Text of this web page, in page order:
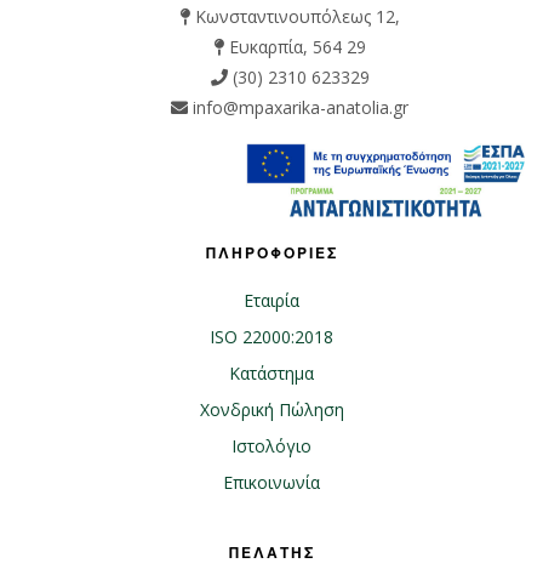
Κωνσταντινουπόλεως 12,
Ευκαρπία, 564 29
(30) 2310 623329
info@mpaxarika-anatolia.gr
ΠΛΗΡΟΦΟΡΙΕΣ
Εταιρία
ISO 22000:2018
Κατάστημα
Χονδρική Πώληση
Ιστολόγιο
Επικοινωνία
ΠΕΛΑΤΗΣ